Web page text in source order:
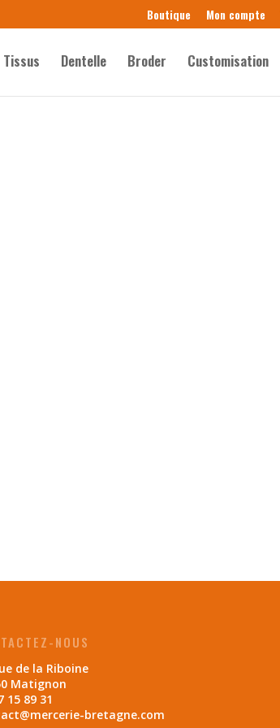
Boutique Mon compte
Tissus Dentelle Broder Customisation
NOUS
de la Riboine
Matignon
15 89 31
bretagne.com